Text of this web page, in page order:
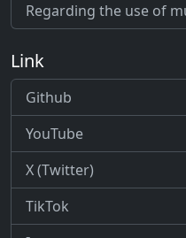
Regarding the use of
Link
Github
YouTube
X (Twitter)
TikTok